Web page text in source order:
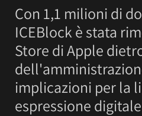
Con 1,1 milioni di
ICEBlock è stata
Store di Apple
implicazioni per la
espressione digitale